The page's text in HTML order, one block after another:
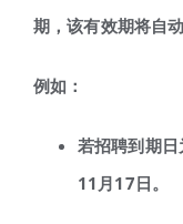
期，该有效期将自
例如：
若招聘到期日
11 月17日。